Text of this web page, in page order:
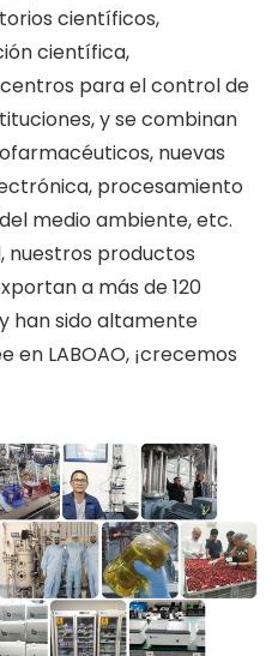
científicos,
científica,
para el control de
y se combinan
nuevas
procesamiento
medio ambiente, etc.
nuestros productos
a más de 120
han sido altamente
en LABOAO, ¡crecemos